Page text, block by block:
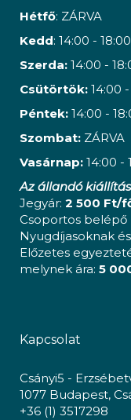
Hétfő: ZÁRVA
Kedd: 14:00 - 18:00
Szerda: 14:00 -
Csütörtök: 14:00
Péntek: 14:00 -
Szombat: ZÁRVA
Vasárnap: 14:00 -
Az állandó
Jegyár: 2 500 Ft/
Csoportos belépő
Nyugdíjasoknak
Előzetes
melynek ára: 5
Kapcsolat
Csányi5 -
1077 Budapest,
+36 (1) 3517298